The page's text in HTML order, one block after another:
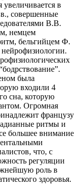
в
совершенные
В.В.
немцем
бельгийцем Ф.
была
входили 4
сна, которую
Огромная
французу
ритмы и
большее внимание
что, с
регуляции
роль в
здоровья.